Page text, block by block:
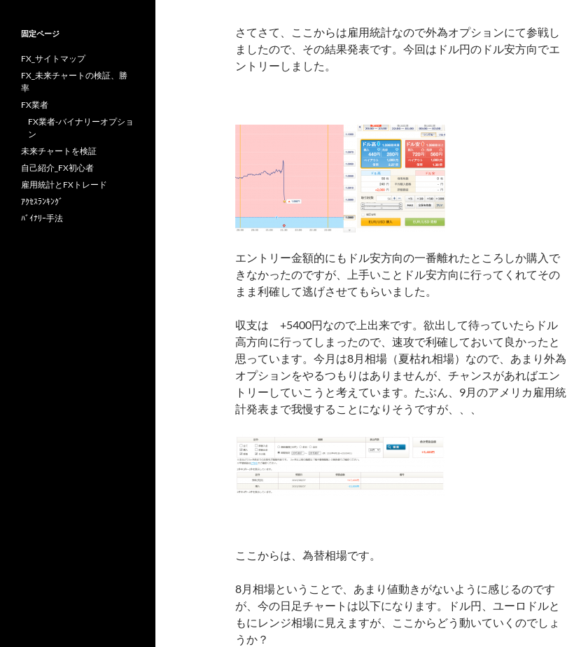
さてさて、ここからは雇用統計なので外為オプションにて参戦し
ましたので、その結果発表です。今回はドル円のドル安方向でエ
ントリーしました。
エントリー金額的にもドル安方向の一番離れたところしか購入で
きなかったのですが、上手いことドル安方向に行ってくれてその
まま利確して逃げさせてもらいました。
収支は +5400円なので上出来です。欲出して待っていたらドル
高方向に行ってしまったので、速攻で利確しておいて良かったと
思っています。今月は8月相場（夏枯れ相場）なので、あまり外為
オプションをやるつもりはありませんが、チャンスがあればエン
トリーしていこうと考えています。たぶん、9月のアメリカ雇用統
計発表まで我慢することになりそうですが、、、
ここからは、為替相場です。
8月相場ということで、あまり値動きがないように感じるのです
が、今の日足チャートは以下になります。ドル円、ユーロドルと
もにレンジ相場に見えますが、ここからどう動いていくのでしょ
うか？
固定ページ
FX_サイトマップ
FX_未来チャートの検証、勝
率
FX業者
FX業者-バイナリーオプショ
ン
未来チャートを検証
自己紹介_FX初心者
雇用統計とFXトレード
ｱｸｾｽﾗﾝｷﾝｸﾞ
ﾊﾞｲﾅﾘｰ手法